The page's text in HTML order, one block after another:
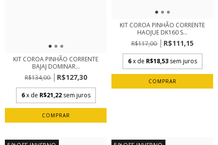
KIT COROA PINHÃO CORRENTE
BAJAJ DOMINAR...
R$134,00
R$127,30
6 x de R$21,22 sem juros
KIT COROA PINHÃO CORRENTE
HAOJUE DK160 S...
R$117,00
R$111,15
6 x de R$18,53 sem juros